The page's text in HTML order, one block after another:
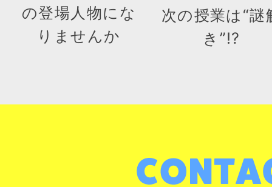
の登場人物にな
りませんか
次の授業は“謎
き”!?